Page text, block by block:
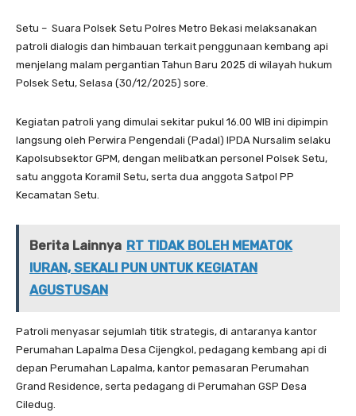
Setu – Suara Polsek Setu Polres Metro Bekasi melaksanakan
patroli dialogis dan himbauan terkait penggunaan kembang api
menjelang malam pergantian Tahun Baru 2025 di wilayah hukum
Polsek Setu, Selasa (30/12/2025) sore.
Kegiatan patroli yang dimulai sekitar pukul 16.00 WIB ini dipimpin
langsung oleh Perwira Pengendali (Padal) IPDA Nursalim selaku
Kapolsubsektor GPM, dengan melibatkan personel Polsek Setu,
satu anggota Koramil Setu, serta dua anggota Satpol PP
Kecamatan Setu.
Berita Lainnya RT TIDAK BOLEH MEMATOK
IURAN, SEKALI PUN UNTUK KEGIATAN
AGUSTUSAN
Patroli menyasar sejumlah titik strategis, di antaranya kantor
Perumahan Lapalma Desa Cijengkol, pedagang kembang api di
depan Perumahan Lapalma, kantor pemasaran Perumahan
Grand Residence, serta pedagang di Perumahan GSP Desa
Ciledug.